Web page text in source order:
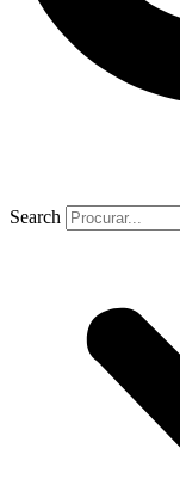
Search